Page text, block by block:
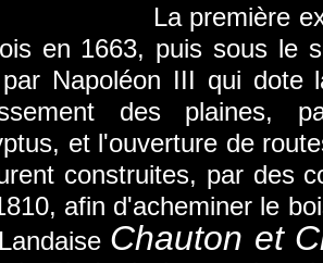
La première
en 1663, puis sous le
Napoléon III qui dote
des plaines,
et l'ouverture de
construites, par des
afin d'acheminer le
Chauton et